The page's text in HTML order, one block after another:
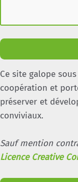
Ce site galope sous
coopération et
préserver et
conviviaux.
Sauf mention
Licence Creative